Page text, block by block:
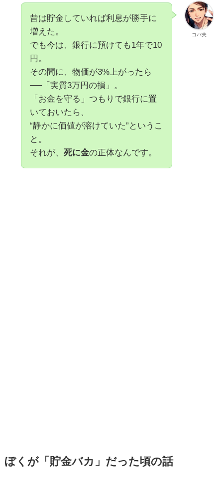
コバ夫
昔は貯金していれば利息が勝手に
増えた。
でも今は、銀行に預けても1年で10
円。
その間に、物価が3%上がったら
──「実質3万円の損」。
「お金を守る」つもりで銀行に置
いておいたら、
“静かに価値が溶けていた”というこ
と。
それが、 死に金の正体なんです。
ぼくが「貯金バカ」だった頃の話